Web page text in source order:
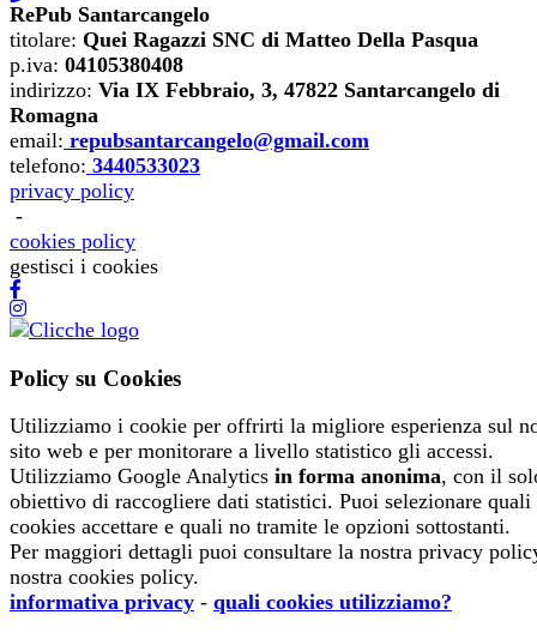
RePub Santarcangelo
titolare: Quei Ragazzi SNC di Matteo Della Pasqua
p.iva: 04105380408
indirizzo: Via IX Febbraio, 3, 47822 Santarcangelo di
Romagna
email: repubsantarcangelo@gmail.com
telefono: 3440533023
privacy policy
-
cookies policy
gestisci i cookies
Policy su Cookies
Utilizziamo i cookie per offrirti la migliore esperienza sul
sito web e per monitorare a livello statistico gli accessi.
Utilizziamo Google Analytics in forma anonima, con il
obiettivo di raccogliere dati statistici. Puoi selezionare quali
cookies accettare e quali no tramite le opzioni sottostanti.
Per maggiori dettagli puoi consultare la nostra privacy
nostra cookies policy.
informativa privacy - quali cookies utilizziamo?